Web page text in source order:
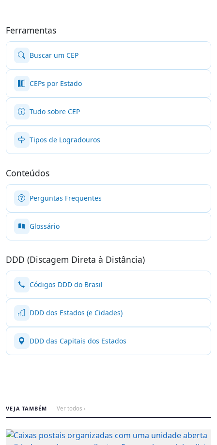
Ferramentas
Buscar um CEP
CEPs por Estado
Tudo sobre CEP
Tipos de Logradouros
Conteúdos
Perguntas Frequentes
Glossário
DDD (Discagem Direta à Distância)
Códigos DDD do Brasil
DDD dos Estados (e Cidades)
DDD das Capitais dos Estados
VEJA TAMBÉM Ver todos ›